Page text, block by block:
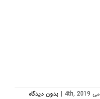
می 4th, 2019 | بدون ديدگاه